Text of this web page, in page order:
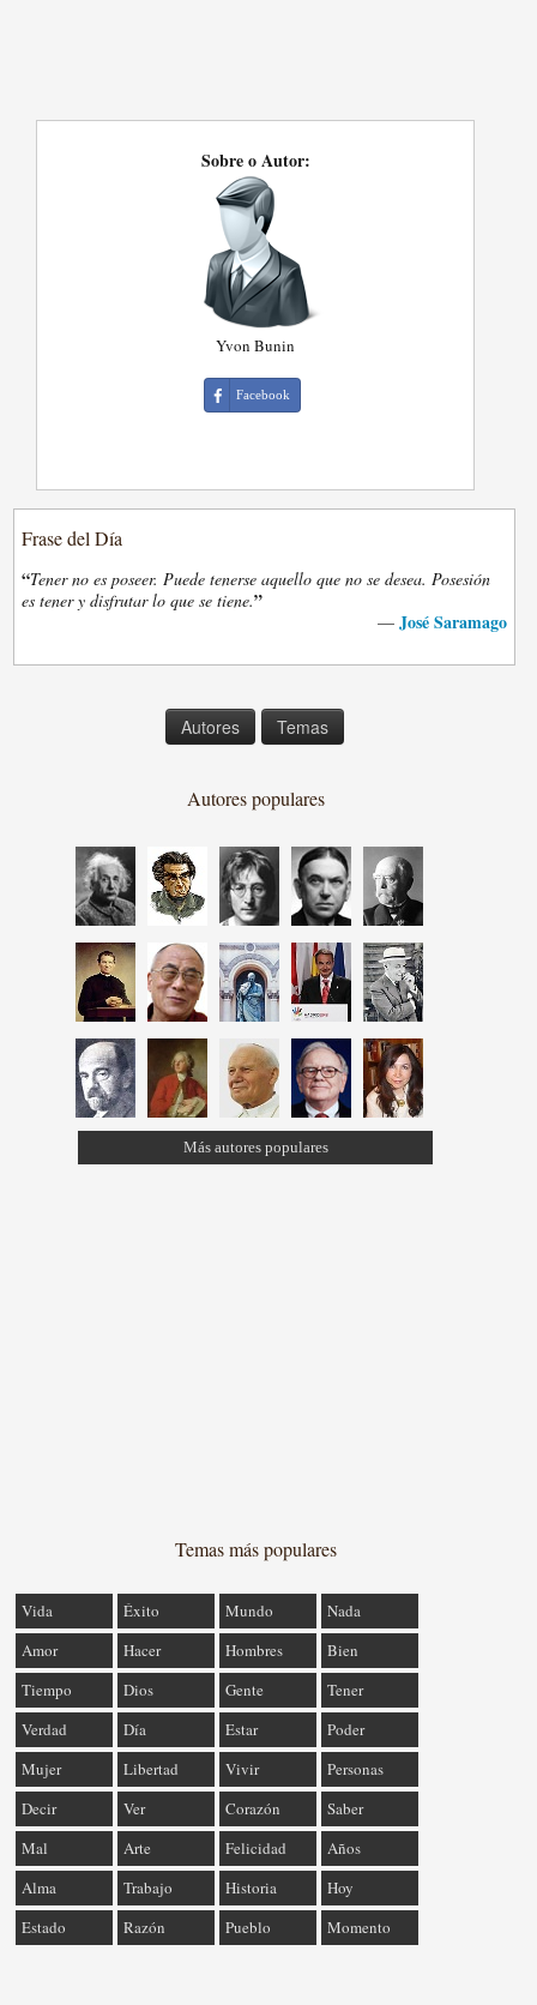
Sobre o Autor:
Yvon Bunin
Facebook
Frase del Día
“Tener no es poseer. Puede tenerse aquello que no se desea. Posesión
es tener y disfrutar lo que se tiene.”
— José Saramago
Autores Temas
Autores populares
Más autores populares
Temas más populares
Vida Éxito Mundo
Nada
Amor
Hacer Hombres
Bien
Tiempo
Dios Gente
Tener
Verdad
Día Estar
Poder
Mujer
Libertad Vivir
Personas
Decir
Ver Corazón
Saber
Mal
Arte Felicidad
Años
Alma
Trabajo Historia
Hoy
Estado
Razón Pueblo Momento